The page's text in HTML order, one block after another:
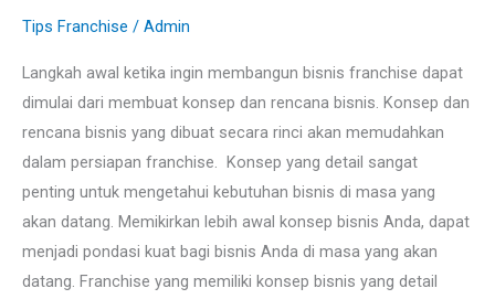
Tips Franchise / Admin
Langkah awal ketika ingin membangun bisnis franchise dapat
dimulai dari membuat konsep dan rencana bisnis. Konsep dan
rencana bisnis yang dibuat secara rinci akan memudahkan
dalam persiapan franchise. Konsep yang detail sangat
penting untuk mengetahui kebutuhan bisnis di masa yang
akan datang. Memikirkan lebih awal konsep bisnis Anda, dapat
menjadi pondasi kuat bagi bisnis Anda di masa yang akan
datang. Franchise yang memiliki konsep bisnis yang detail